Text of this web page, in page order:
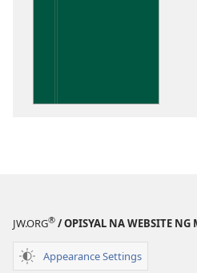
JW.ORG® / OPISYAL NA WEBSITE NG
Appearance Settings